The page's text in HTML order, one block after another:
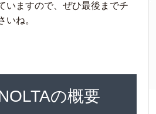
いますので、ぜひ最後までチ
いね。
の概要